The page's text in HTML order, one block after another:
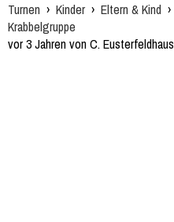
Turnen › Kinder › Eltern & Kind ›
Krabbelgruppe
vor 3 Jahren von C. Eusterfeldhaus